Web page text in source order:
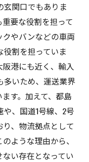
関口でもありま
要な役割を担って
クやバンなどの車両
割を担っていま
港にも近く、輸入
多いため、運送業界
す。加えて、都島
、国道1号線、2号
、物流拠点として
ような理由から、
い存在となってい